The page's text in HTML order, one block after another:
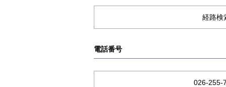
経路検
電話番号
026-255-